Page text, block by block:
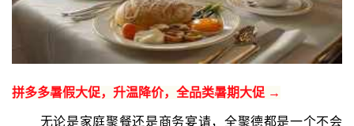
拼多多暑假大促，升温降价，全品类暑期大促 →
无论是家庭聚餐还是商务宴请，全聚德都是一个不会